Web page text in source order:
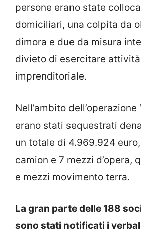
persone erano state
domiciliari, una colpita da
dimora e due da misura
divieto di esercitare attività
imprenditoriale.
Nell’ambito dell’operazione
erano stati sequestrati
un totale di 4.969.924
camion e 7 mezzi d’opera,
e mezzi movimento terra.
La gran parte delle 188
sono stati notificati i